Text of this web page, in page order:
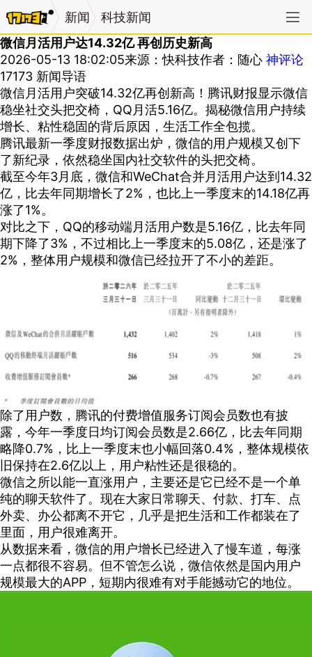
新闻 科技新闻
微信月活用户达14.32亿 再创历史新高
2026-05-13 18:02:05来源：快科技作者：随心 神评论
17173 新闻导语
微信月活用户突破14.32亿再创新高！腾讯财报显示微信
稳坐社交头把交椅，QQ月活5.16亿。揭秘微信用户持续
增长、粘性稳固的背后原因，生活工作全包揽。
腾讯最新一季度财报数据出炉，微信的用户规模又创下
了新纪录，依然稳坐国内社交软件的头把交椅。
截至今年3月底，微信和WeChat合并月活用户达到14.32
亿，比去年同期增长了2%，也比上一季度末的14.18亿再
涨了1%。
对比之下，QQ的移动端月活用户数是5.16亿，比去年同
期下降了3%，不过相比上一季度末的5.08亿，还是涨了
2%，整体用户规模和微信已经拉开了不小的差距。
除了用户数，腾讯的付费增值服务订阅会员数也有披
露，今年一季度日均订阅会员数是2.66亿，比去年同期
略降0.7%，比上一季度末也小幅回落0.4%，整体规模依
旧保持在2.6亿以上，用户粘性还是很稳的。
微信之所以能一直涨用户，主要还是它已经不是一个单
纯的聊天软件了。现在大家日常聊天、付款、打车、点
外卖、办公都离不开它，几乎是把生活和工作都装在了
里面，用户很难离开。
从数据来看，微信的用户增长已经进入了慢车道，每涨
一点都很不容易。但不管怎么说，微信依然是国内用户
规模最大的APP，短期内很难有对手能撼动它的地位。